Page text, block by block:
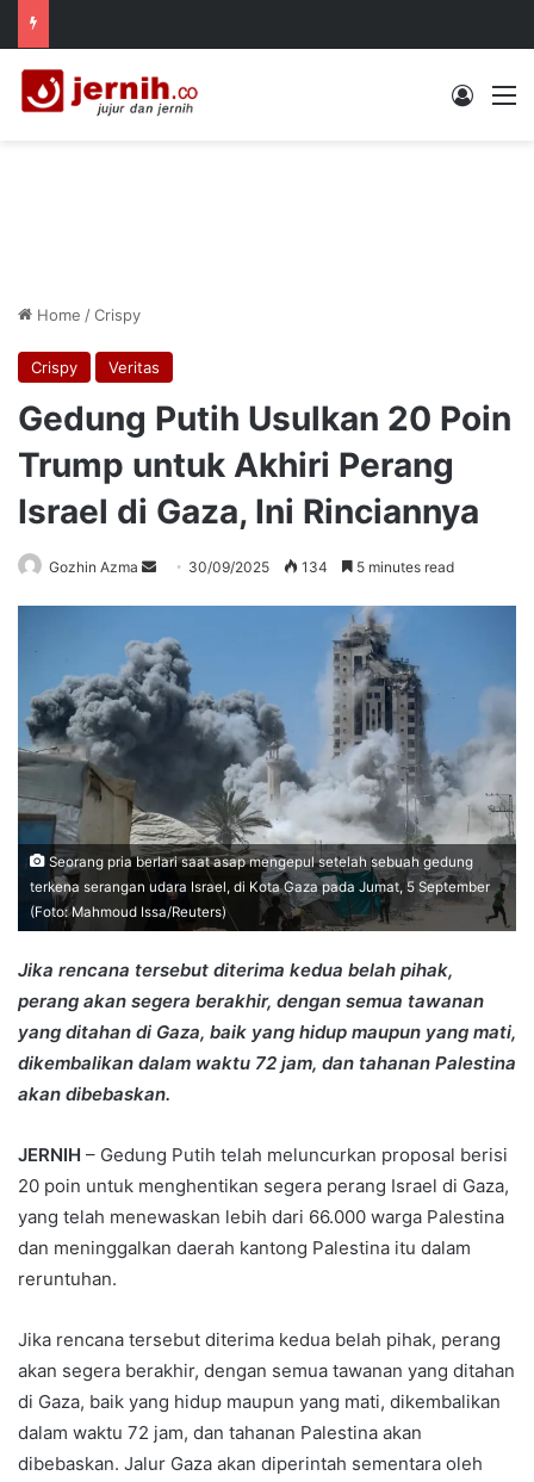
Log In
Home /Crispy
Crispy Veritas
Gedung Putih Usulkan 20 Poin
Trump untuk Akhiri Perang
Israel di Gaza, Ini Rinciannya
Gozhin Azma
Send 30/09/2025 134 5 minutes read
Seorang pria berlari saat asap mengepul setelah sebuah gedung
terkena serangan udara Israel, di Kota Gaza pada Jumat, 5 September
(Foto: Mahmoud Issa/Reuters)
Jika rencana tersebut diterima kedua belah pihak,
perang akan segera berakhir, dengan semua tawanan
yang ditahan di Gaza, baik yang hidup maupun yang mati,
dikembalikan dalam waktu 72 jam, dan tahanan Palestina
akan dibebaskan.
JERNIH – Gedung Putih telah meluncurkan proposal berisi
20 poin untuk menghentikan segera perang Israel di Gaza,
yang telah menewaskan lebih dari 66.000 warga Palestina
dan meninggalkan daerah kantong Palestina itu dalam
reruntuhan.
Jika rencana tersebut diterima kedua belah pihak, perang
akan segera berakhir, dengan semua tawanan yang ditahan
di Gaza, baik yang hidup maupun yang mati, dikembalikan
dalam waktu 72 jam, dan tahanan Palestina akan
dibebaskan. Jalur Gaza akan diperintah sementara oleh